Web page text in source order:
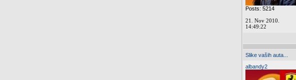
Posts: 5214
21. Nov 2010.
14:49:22
Slike vaših auta...
albandy2